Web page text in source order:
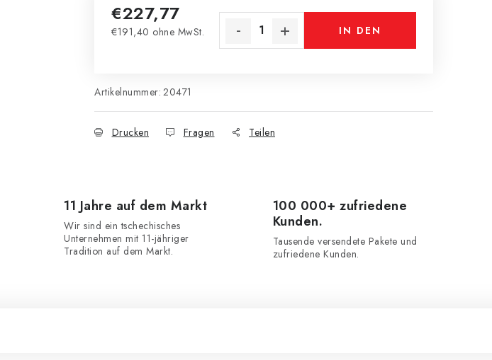
€227,77
€191,40 ohne MwSt. IN DEN
Artikelnummer: 20471
Drucken Fragen Teilen
11 Jahre auf dem Markt
Wir sind ein tschechisches
Unternehmen mit 11-jähriger
Tradition auf dem Markt.
100 000+ zufriedene
Kunden.
Tausende versendete Pakete und
zufriedene Kunden.